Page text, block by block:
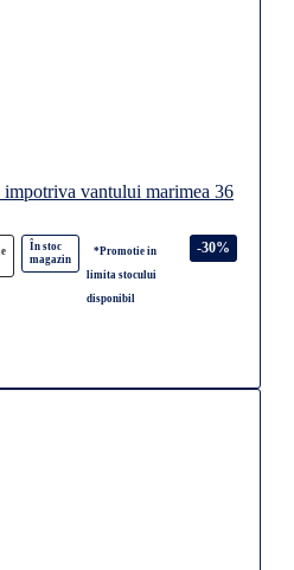
impotriva vantului marimea 36
În stoc
magazin
*Promotie in
limita stocului
disponibil
-30%